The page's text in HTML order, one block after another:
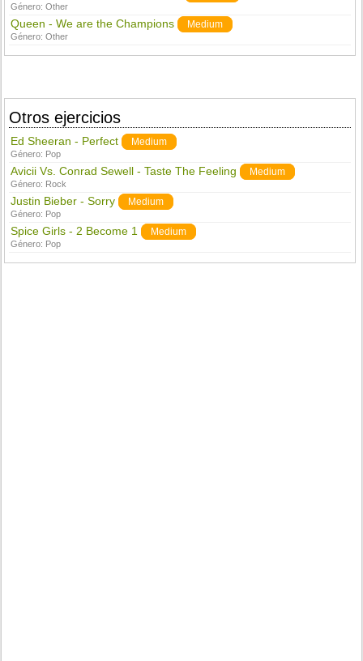
Género:Other
Queen - We are the Champions Medium
Género:Other
Otros ejercicios
Ed Sheeran - Perfect Medium
Género: Pop
Avicii Vs. Conrad Sewell - Taste The Feeling Medium
Género: Rock
Justin Bieber - Sorry Medium
Género: Pop
Spice Girls - 2 Become 1 Medium
Género: Pop